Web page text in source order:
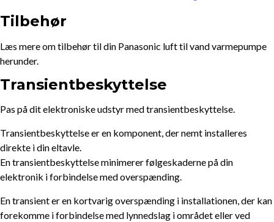
Tilbehør
Læs mere om tilbehør til din Panasonic luft til vand varmepumpe
herunder.
Transientbeskyttelse
Pas på dit elektroniske udstyr med transientbeskyttelse.
Transientbeskyttelse er en komponent, der nemt installeres
direkte i din eltavle.
En transientbeskyttelse minimerer følgeskaderne på din
elektronik i forbindelse med overspænding.
En transient er en kortvarig overspænding i installationen, der kan
forekomme i forbindelse med lynnedslag i området eller ved